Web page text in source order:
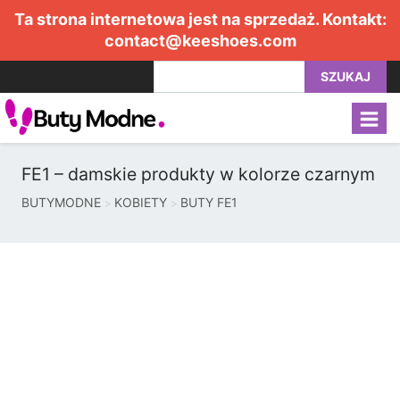
Ta strona internetowa jest na sprzedaż. Kontakt:
contact@keeshoes.com
SZUKAJ
FE1 – damskie produkty w kolorze czarnym
BUTYMODNE KOBIETY BUTY FE1